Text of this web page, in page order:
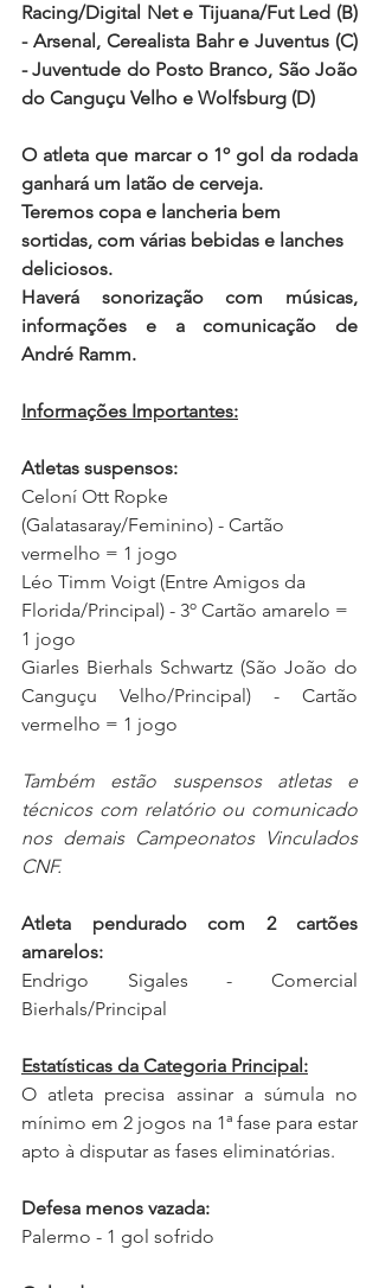
Racing/Digital Net e Tijuana/Fut Led (B)
- Arsenal, Cerealista Bahr e Juventus (C)
- Juventude do Posto Branco, São João
do Canguçu Velho e Wolfsburg (D)
O atleta que marcar o 1º gol da rodada
ganhará um latão de cerveja.
Teremos copa e lancheria bem
sortidas, com várias bebidas e lanches
deliciosos.
Haverá sonorização com músicas,
informações e a comunicação de
André Ramm.
Informações Importantes:
Atletas suspensos:
Celoní Ott Ropke
(Galatasaray/Feminino) - Cartão
vermelho = 1 jogo
Léo Timm Voigt (Entre Amigos da
Florida/Principal) - 3º Cartão amarelo =
1 jogo
Giarles Bierhals Schwartz (São João do
Canguçu Velho/Principal) - Cartão
vermelho = 1 jogo
Também estão suspensos atletas e
técnicos com relatório ou comunicado
nos demais Campeonatos Vinculados
CNF.
Atleta pendurado com 2 cartões
amarelos:
Endrigo Sigales - Comercial
Bierhals/Principal
Estatísticas da Categoria Principal:
O atleta precisa assinar a súmula no
mínimo em 2 jogos na 1ª fase para estar
apto à disputar as fases eliminatórias.
Defesa menos vazada:
Palermo - 1 gol sofrido